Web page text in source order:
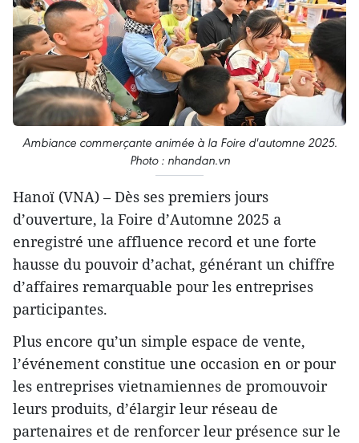
Ambiance commerçante animée à la Foire d'automne 2025.
Photo : nhandan.vn
Hanoï (VNA) – Dès ses premiers jours
d’ouverture, la Foire d’Automne 2025 a
enregistré une affluence record et une forte
hausse du pouvoir d’achat, générant un chiffre
d’affaires remarquable pour les entreprises
participantes.
Plus encore qu’un simple espace de vente,
l’événement constitue une occasion en or pour
les entreprises vietnamiennes de promouvoir
leurs produits, d’élargir leur réseau de
partenaires et de renforcer leur présence sur le